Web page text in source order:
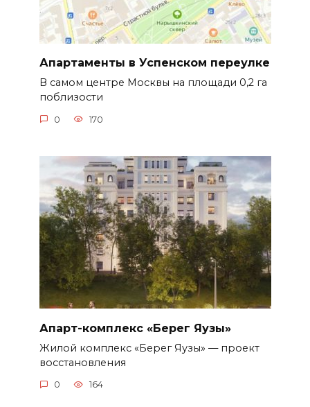
Апартаменты в Успенском переулке
В самом центре Москвы на площади 0,2 га
поблизости
0 170
Апарт-комплекс «Берег Яузы»
Жилой комплекс «Берег Яузы» — проект
восстановления
0 164